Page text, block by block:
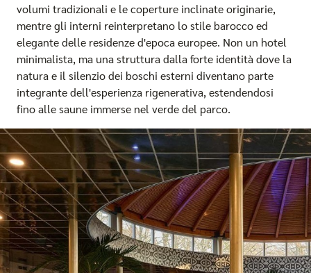
volumi tradizionali e le coperture inclinate originarie,
mentre gli interni reinterpretano lo stile barocco ed
elegante delle residenze d'epoca europee. Non un hotel
minimalista, ma una struttura dalla forte identità dove la
natura e il silenzio dei boschi esterni diventano parte
integrante dell'esperienza rigenerativa, estendendosi
fino alle saune immerse nel verde del parco.